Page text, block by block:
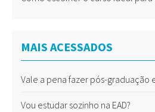
MAIS ACESSADOS
Vale a pena fazer pós-graduação
Vou estudar sozinho na EAD?